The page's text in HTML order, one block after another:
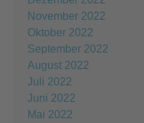
November 2022
Oktober 2022
September 2022
August 2022
Juli 2022
Juni 2022
Mai 2022